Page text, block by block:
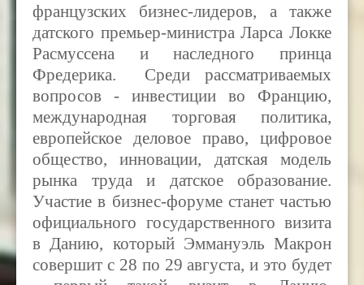
французских бизнес-лидеров, а также
датского премьер-министра Ларса Локке
Расмуссена и наследного принца
Фредерика. Среди рассматриваемых
вопросов - инвестиции во Францию,
международная торговая политика,
европейское деловое право, цифровое
общество, инновации, датская модель
рынка труда и датское образование.
Участие в бизнес-форуме станет частью
официального государственного визита
в Данию, который Эммануэль Макрон
совершит с 28 по 29 августа, и это будет